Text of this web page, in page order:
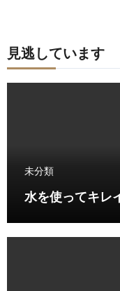
見逃しています
未分類
水を使ってキレ